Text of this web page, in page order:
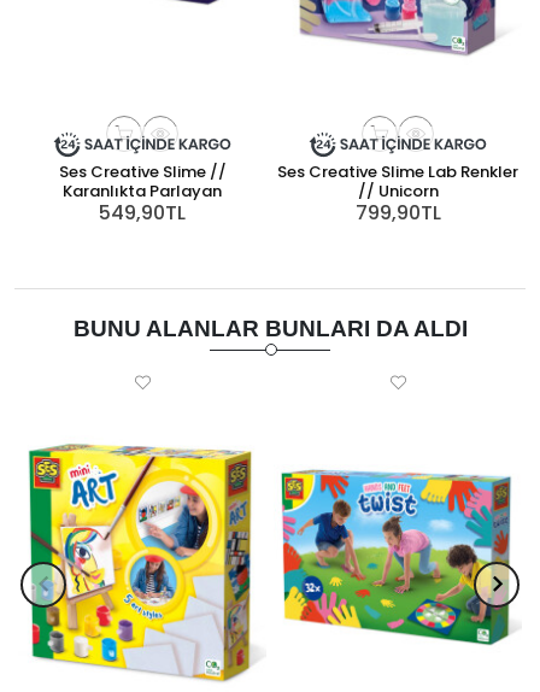
Ses Creative Slime //
Karanlıkta Parlayan
549,90TL
Ses Creative Slime Lab Renkler
// Unicorn
799,90TL
BUNU ALANLAR BUNLARI DA ALDI